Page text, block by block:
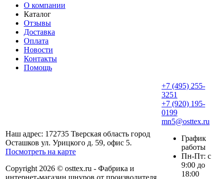
О компании
Каталог
Отзывы
Доставка
Оплата
Новости
Контакты
Помощь
Наш адрес: 172735 Тверская область город
Осташков ул. Урицкого д. 59, офис 5.
Посмотреть на карте
Copyright 2026 © osttex.ru - Фабрика и
интернет-магазин шнуров от производителя
+7 (495) 255-
3251
+7 (920) 195-
0199
mn5@osttex.ru
График
работы
Пн-Пт: с
9:00 до
18:00